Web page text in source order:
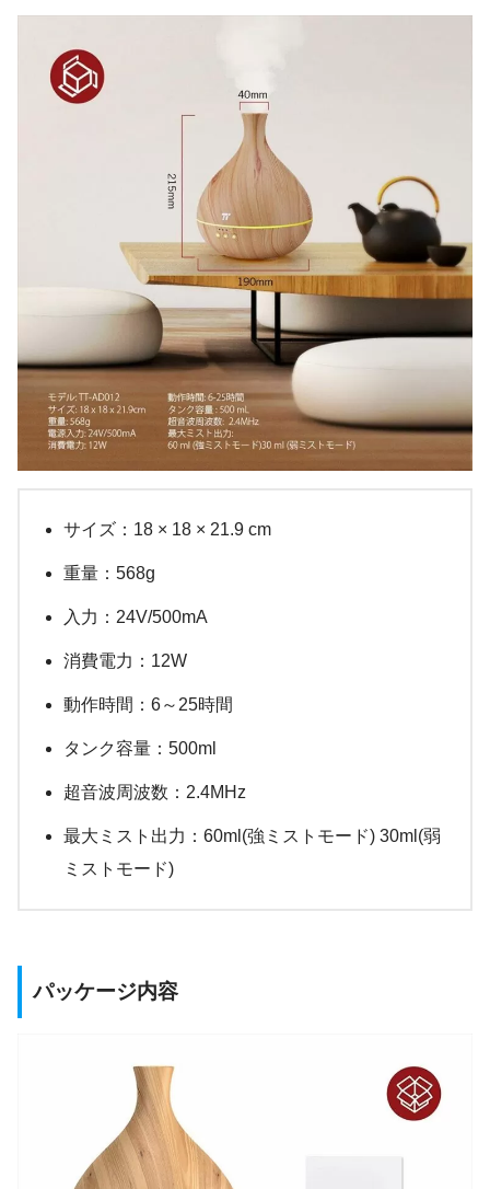
サイズ：18 × 18 × 21.9 cm
重量：568g
入力：24V/500mA
消費電力：12W
動作時間：6～25時間
タンク容量：500ml
超音波周波数：2.4MHz
最大ミスト出力：60ml(強ミストモード) 30ml(弱
ミストモード)
パッケージ内容